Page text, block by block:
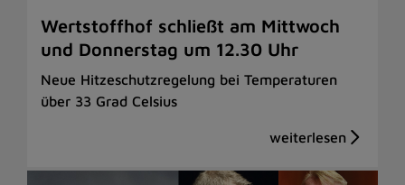
Wertstoffhof schließt am Mittwoch
und Donnerstag um 12.30 Uhr
Neue Hitzeschutzregelung bei Temperaturen
über 33 Grad Celsius